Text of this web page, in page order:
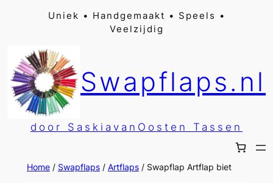
inhoud
Uniek • Handgemaakt • Speels •
Veelzijdig
Swapflaps.nl
door SaskiavanOosten Tassen
Home/ Swapflaps/ Artflaps/ Swapflap Artflap biet